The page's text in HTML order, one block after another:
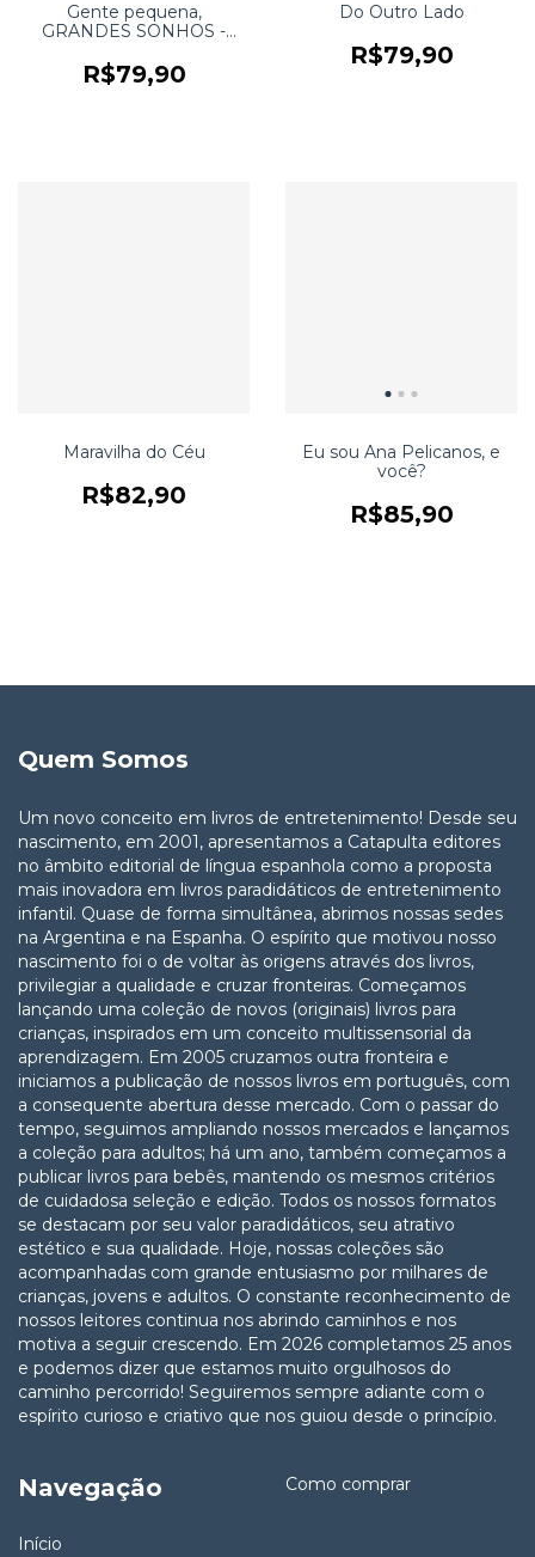
Gente pequena,
GRANDES SONHOS -
R$79,90
Do Outro Lado
R$79,90
Maravilha do Céu
R$82,90
Eu sou Ana Pelicanos, e
você?
R$85,90
Quem Somos
Um novo conceito em livros de entretenimento! Desde seu
nascimento, em 2001, apresentamos a Catapulta editores
no âmbito editorial de língua espanhola como a proposta
mais inovadora em livros paradidáticos de entretenimento
infantil. Quase de forma simultânea, abrimos nossas sedes
na Argentina e na Espanha. O espírito que motivou nosso
nascimento foi o de voltar às origens através dos livros,
privilegiar a qualidade e cruzar fronteiras. Começamos
lançando uma coleção de novos (originais) livros para
crianças, inspirados em um conceito multissensorial da
aprendizagem. Em 2005 cruzamos outra fronteira e
iniciamos a publicação de nossos livros em português, com
a consequente abertura desse mercado. Com o passar do
tempo, seguimos ampliando nossos mercados e lançamos
a coleção para adultos; há um ano, também começamos a
publicar livros para bebês, mantendo os mesmos critérios
de cuidadosa seleção e edição. Todos os nossos formatos
se destacam por seu valor paradidáticos, seu atrativo
estético e sua qualidade. Hoje, nossas coleções são
acompanhadas com grande entusiasmo por milhares de
crianças, jovens e adultos. O constante reconhecimento de
nossos leitores continua nos abrindo caminhos e nos
motiva a seguir crescendo. Em 2026 completamos 25 anos
e podemos dizer que estamos muito orgulhosos do
caminho percorrido! Seguiremos sempre adiante com o
espírito curioso e criativo que nos guiou desde o princípio.
Navegação
Início
Como comprar